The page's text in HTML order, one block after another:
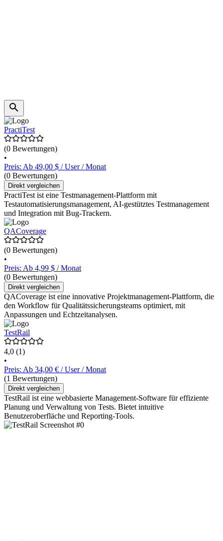
PractiTest
(0 Bewertungen)
•
Preis: Ab 49,00 $ / User / Monat
(0 Bewertungen)
Direkt vergleichen
PractiTest ist eine Testmanagement-Plattform mit
Testautomatisierungsmanagement, AI-gestütztes Testmanagement
und Integration mit Bug-Trackern.
QACoverage
(0 Bewertungen)
•
Preis: Ab 4,99 $ / Monat
(0 Bewertungen)
Direkt vergleichen
QACoverage ist eine innovative Projektmanagement-Plattform, die
den Workflow für Qualitätssicherungsteams optimiert, mit
Anpassungen und Echtzeitanalysen.
TestRail
4,0 (1)
•
Preis: Ab 34,00 € / User / Monat
(1 Bewertungen)
Direkt vergleichen
TestRail ist eine webbasierte Management-Software für effiziente
Planung und Verwaltung von Tests. Bietet intuitive
Benutzeroberfläche und Reporting-Tools.